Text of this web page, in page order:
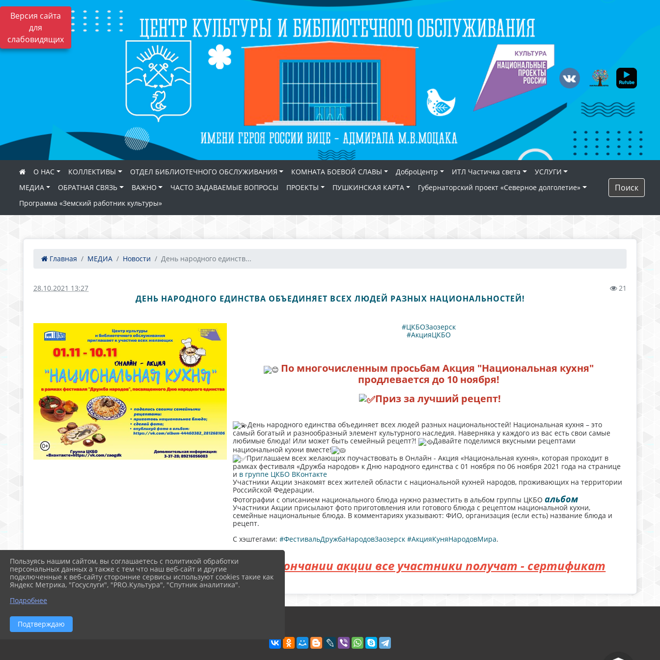
Версия сайта
для
слабовидящих
О НАС КОЛЛЕКТИВЫ ОТДЕЛ БИБЛИОТЕЧНОГО ОБСЛУЖИВАНИЯ КОМНАТА БОЕВОЙ СЛАВЫ ДоброЦентр ИТЛ Частичка света
УСЛУГИ
МЕДИА
ОБРАТНАЯ СВЯЗЬ ВАЖНО ЧАСТО ЗАДАВАЕМЫЕ ВОПРОСЫ ПРОЕКТЫ ПУШКИНСКАЯ КАРТА
Губернаторский проект «Северное долголетие»
Программа «Земский работник культуры»
Поиск
Главная МЕДИА Новости День народного единств...
28.10.2021 13:27 21
ДЕНЬ НАРОДНОГО ЕДИНСТВА ОБЪЕДИНЯЕТ ВСЕХ ЛЮДЕЙ РАЗНЫХ НАЦИОНАЛЬНОСТЕЙ!
#ЦКБОЗаозерск
#АкцияЦКБО
По многочисленным просьбам Акция "Национальная кухня"
продлевается до 10 ноября!
Приз за лучший рецепт!
День народного единства объединяет всех людей разных национальностей! Национальная кухня – это
самый богатый и разнообразный элемент культурного наследия. Наверняка у каждого из вас есть свои самые
любимые блюда! Или может быть семейный рецепт?!
Давайте поделимся вкусными рецептами
национальной кухни вместе!
Приглашаем всех желающих поучаствовать в Онлайн - Акция «Национальная кухня», которая проходит в
рамках фестиваля «Дружба народов» к Дню народного единства с 01 ноября по 06 ноября 2021 года на странице
и в группе ЦКБО ВКонтакте
Участники Акции знакомят всех жителей области с национальной кухней народов, проживающих на территории
Российской Федерации.
Фотографии с описанием национального блюда нужно разместить в альбом группы ЦКБО альбом
Участники Акции присылают фото приготовления или готового блюда с рецептом национальной кухни,
семейные национальные блюда. В комментариях указывают: ФИО, организация (если есть) название блюда и
рецепт.
С хэштегами: #ФестивальДружбаНародовЗаозерск #АкцияКуняНародовМира.
По окончании акции все участники получат - сертификат
Пользуясь нашим сайтом, вы соглашаетесь с политикой обработки
персональных данных а также с тем что наш веб-сайт и другие
подключенные к веб-сайту сторонние сервисы используют cookies такие как
Яндекс Метрика, "Госуслуги", "PRO.Культура", "Спутник аналитика".
Подробнее
Подтверждаю